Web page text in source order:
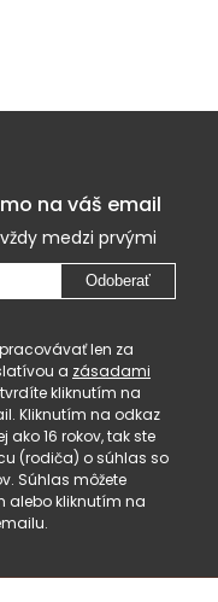
na váš email
medzi prvými
Odoberať
len za
a zásadami
kliknutím na
Kliknutím na odkaz
ako 16 rokov, tak ste
(rodiča) o súhlas so
Súhlas môžete
alebo kliknutím na